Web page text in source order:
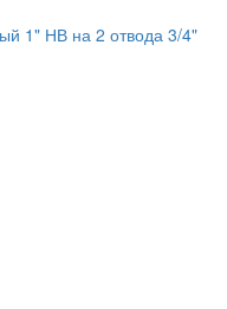
1" НВ на 2 отвода 3/4"